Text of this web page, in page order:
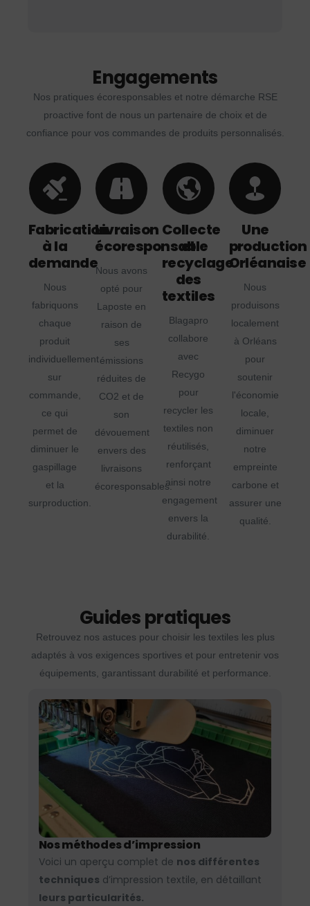
Engagements
Nos pratiques écoresponsables et notre démarche RSE
proactive font de nous un partenaire de choix et de
confiance pour vos commandes de produits personnalisés.
Fabrication
à la
demande
Nous
fabriquons
chaque
produit
individuellement
sur
commande,
ce qui
permet de
diminuer le
gaspillage
et la
surproduction.
Livraison
écoresponsable
Nous avons
opté pour
Laposte en
raison de
ses
émissions
réduites de
CO2 et de
son
dévouement
envers des
livraisons
écoresponsables.
Collecte
et
recyclage
des
textiles
Blagapro
collabore
avec
Recygo
pour
recycler les
textiles non
réutilisés,
renforçant
ainsi notre
engagement
envers la
durabilité.
Une
production
Orléanaise
Nous
produisons
localement
à Orléans
pour
soutenir
l'économie
locale,
diminuer
notre
empreinte
carbone et
assurer une
qualité.
Guides pratiques
Retrouvez nos astuces pour choisir les textiles les plus
adaptés à vos exigences sportives et pour entretenir vos
équipements, garantissant durabilité et performance.
Nos méthodes d’impression
Voici un aperçu complet de nos différentes
techniques d’impression textile, en détaillant
leurs particularités.